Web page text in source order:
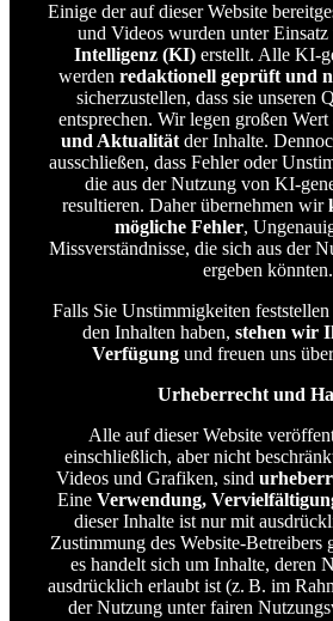
Einige der auf dieser Website
und Videos wurden unter Einsatz
Intelligenz (KI) erstellt. Alle KI-
werden redaktionell geprüft und
sicherzustellen, dass sie unseren
entsprechen. Wir legen großen
und Aktualitätder Inhalte.
ausschließen, dass Fehler oder
die aus der Nutzung von KI-
resultieren. Daher übernehmen wir
mögliche Fehler,
Missverständnisse, die sich aus der
ergeben könnten.
Falls Sie Unstimmigkeiten
den Inhalten haben, stehen wir
Verfügung und freuen uns
Urheberrecht und
Alle auf dieser Website
einschließlich, aber nicht
Videos und Grafiken, sind
Eine Verwendung,
dieser Inhalte ist nur mit
Zustimmung des Website-Betreibers
es handelt sich um Inhalte, deren
ausdrücklich erlaubt ist (z. B. im
der Nutzung unter fairen